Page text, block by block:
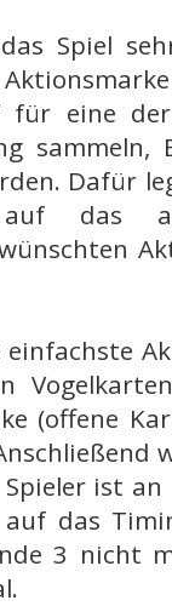
Spiel
für eine
sammeln,
Dafür
das
(offene
ist an
auf das
3 nicht